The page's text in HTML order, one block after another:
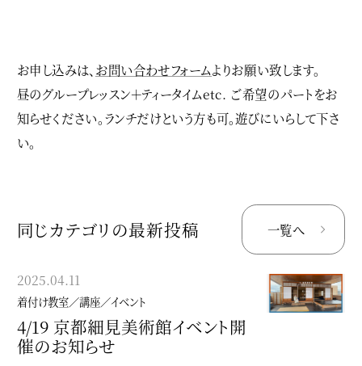
お申し込みは、 お問い合わせフォームよりお願い致します。
昼のグループレッスン＋ティータイムetc. ご希望のパートをお
知らせください。ランチだけという方も可。遊びにいらして下さ
い。
同じカテゴリの最新投稿 一覧へ
2025.04.11
着付け教室／講座／イベント
4/19 京都細見美術館イベント開
催のお知らせ
2024.08.29
着付け教室／講座／イベント
個性にふれる、着物の楽しみ方
入門